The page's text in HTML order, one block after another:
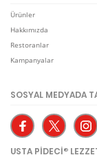
Ürünler
Hakkımızda
Restoranlar
Kampanyalar
SOSYAL MEDYADA
USTA PİDECİ®